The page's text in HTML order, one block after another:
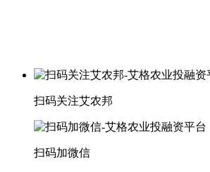
扫码关注艾农邦
扫码加微信